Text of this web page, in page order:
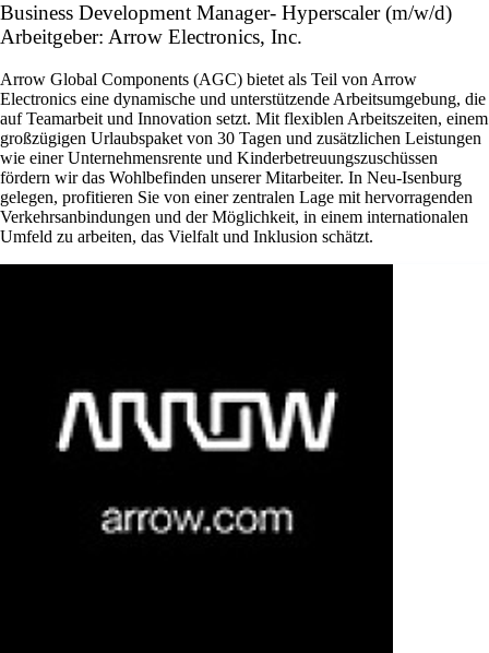
Business Development Manager- Hyperscaler (m/w/d)
Arbeitgeber: Arrow Electronics, Inc.
Arrow Global Components (AGC) bietet als Teil von Arrow
Electronics eine dynamische und unterstützende Arbeitsumgebung, die
auf Teamarbeit und Innovation setzt. Mit flexiblen Arbeitszeiten, einem
großzügigen Urlaubspaket von 30 Tagen und zusätzlichen Leistungen
wie einer Unternehmensrente und Kinderbetreuungszuschüssen
fördern wir das Wohlbefinden unserer Mitarbeiter. In Neu-Isenburg
gelegen, profitieren Sie von einer zentralen Lage mit hervorragenden
Verkehrsanbindungen und der Möglichkeit, in einem internationalen
Umfeld zu arbeiten, das Vielfalt und Inklusion schätzt.